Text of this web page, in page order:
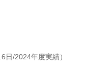
日/2024年度実績）